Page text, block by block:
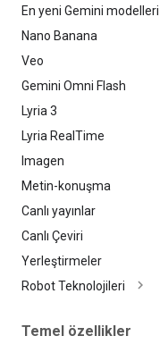
En yeni Gemini modelleri
Nano Banana
Veo
Gemini Omni Flash
Lyria 3
Lyria Real Time
Imagen
Metin-konuşma
Canlı yayınlar
Canlı Çeviri
Yerleştirmeler
Robot Teknolojileri
Temel özellikler